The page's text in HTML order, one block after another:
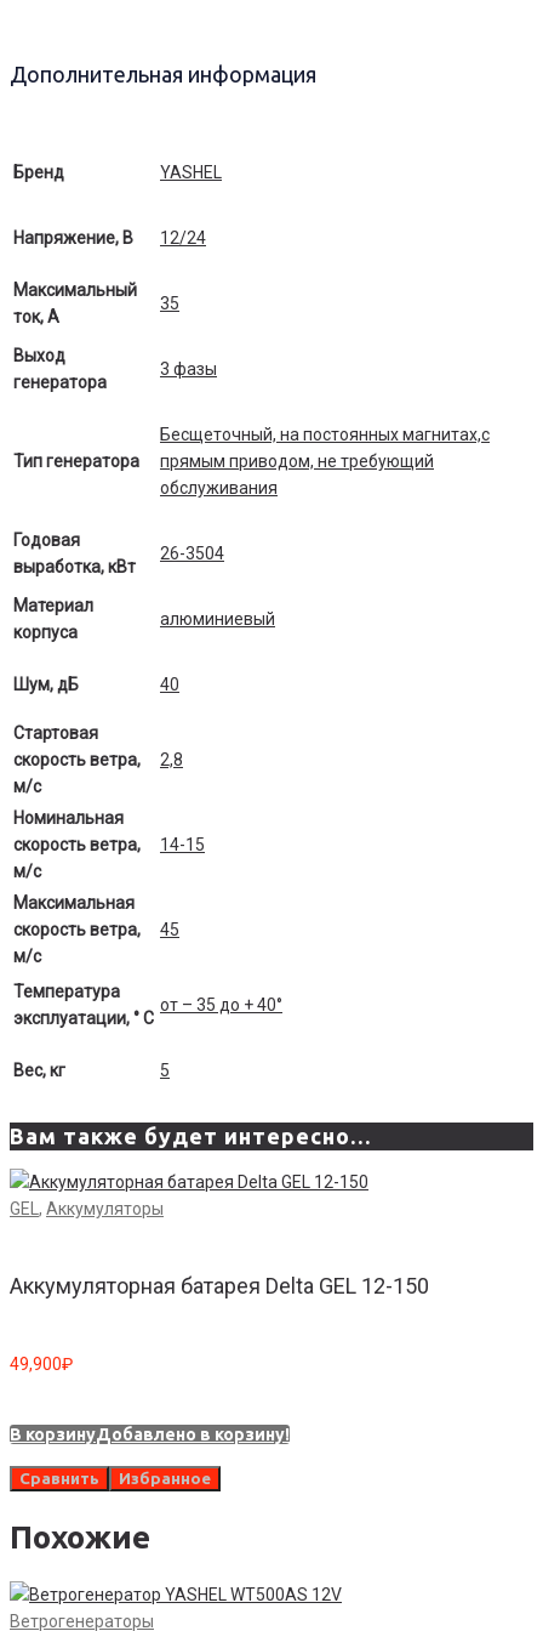
Дополнительная информация
Бренд YASHEL
Напряжение, В 12/24
Максимальный
ток, А
35
Выход
генератора
3 фазы
Тип генератора
Бесщеточный, на постоянных магнитах,с
прямым приводом, не требующий
обслуживания
Годовая
выработка, кВт
26-3504
Материал
корпуса
алюминиевый
Шум, дБ 40
Стартовая
скорость ветра,
м/с
2,8
Номинальная
скорость ветра,
м/с
14-15
Максимальная
скорость ветра,
м/с
45
Температура
эксплуатации, ° С
от – 35 до + 40°
Вес, кг 5
Вам также будет интересно…
GEL , Аккумуляторы
Аккумуляторная батарея Delta GEL 12-150
49,900₽
В корзинуДобавлено в корзину!
Сравнить Избранное
Похожие
Ветрогенераторы